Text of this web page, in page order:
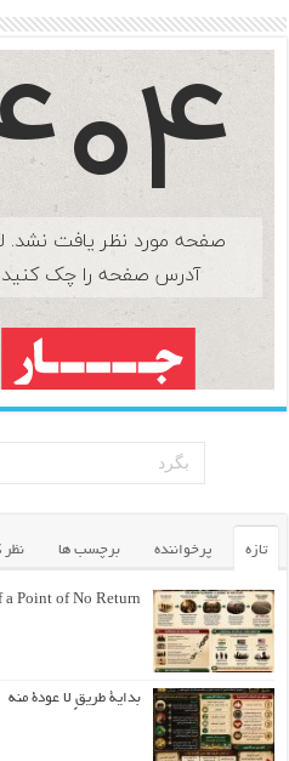
تازه پرخواننده برچسب ها نظر
Point of No Return
بداية طريقٍ لا عودة منه